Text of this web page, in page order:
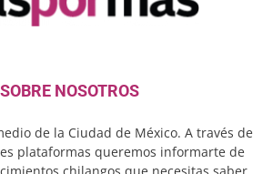
SOBRE NOSOTROS
de la Ciudad de México. A través de
plataformas queremos informarte de
chilangos que necesitas saber